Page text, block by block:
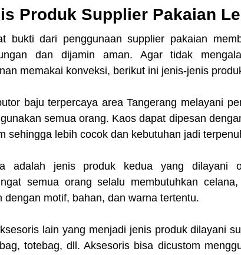
Produk Supplier Pakaian
bukti dari penggunaan supplier pakaian
dan dijamin aman. Agar tidak
memakai konveksi, berikut ini jenis-jenis
baju terpercaya area Tangerang melayani
semua orang. Kaos dapat dipesan
sehingga lebih cocok dan kebutuhan jadi
adalah jenis produk kedua yang dilayani
semua orang selalu membutuhkan
dengan motif, bahan, dan warna tertentu.
lain yang menjadi jenis produk dilayani
totebag, dll. Aksesoris bisa dicustom